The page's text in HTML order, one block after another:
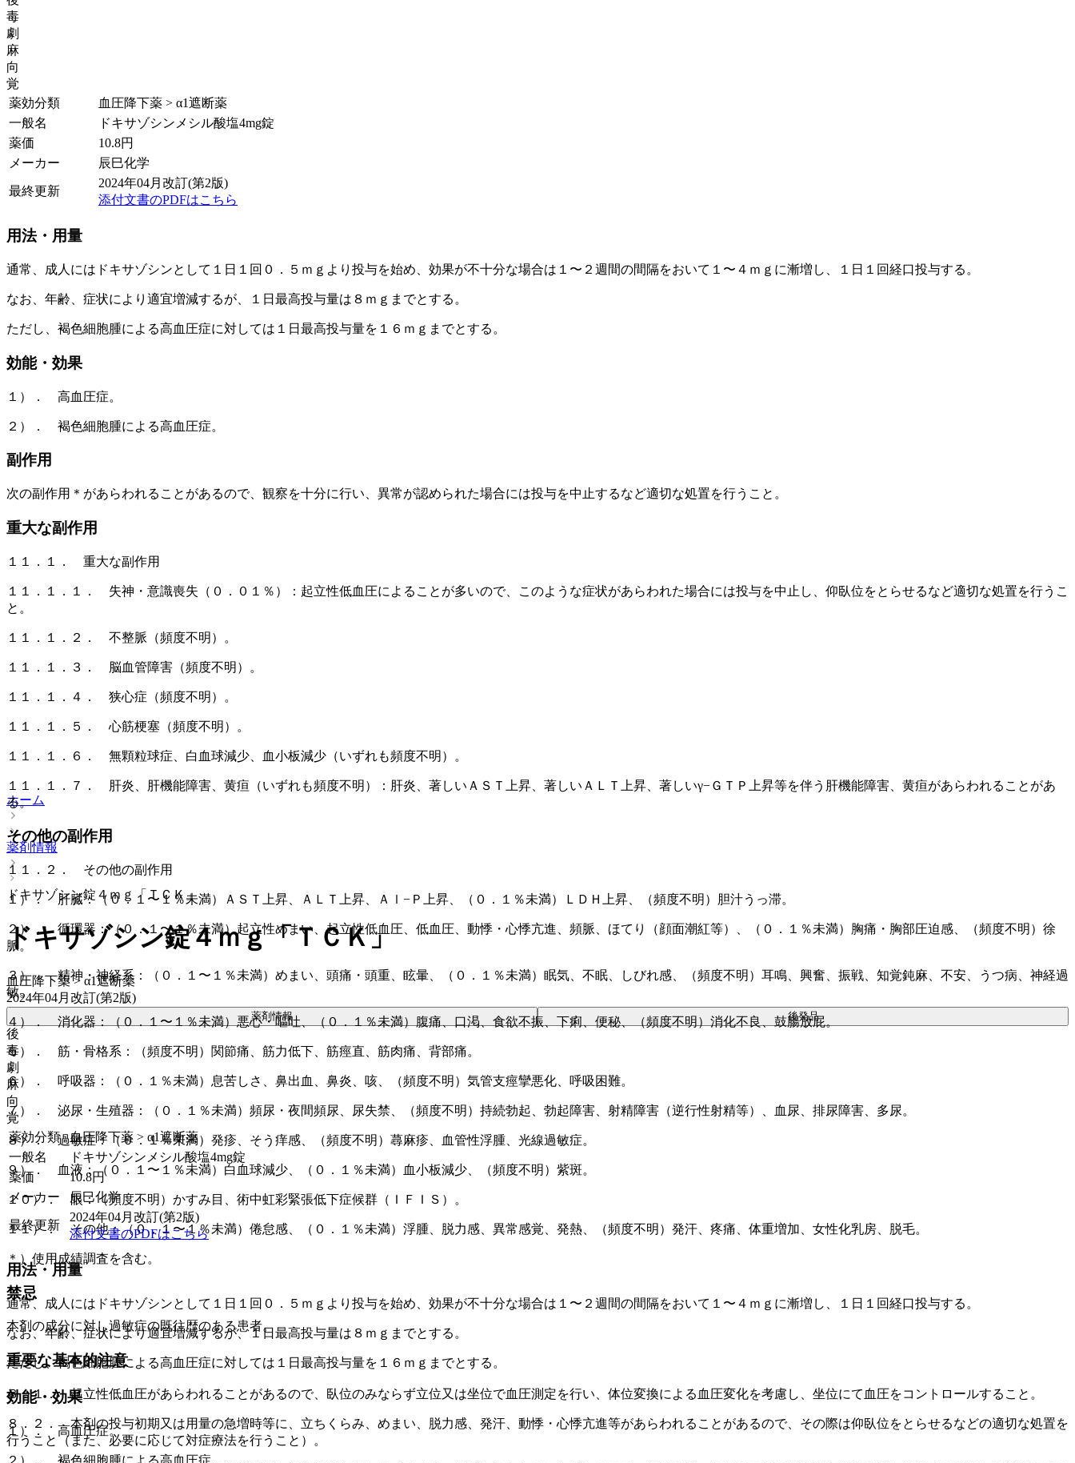
毒
劇
麻
向
覚
薬効分類
血圧降下薬 > α1遮断薬
一般名
ドキサゾシンメシル酸塩4mg錠
薬価
10.8円
メーカー
辰巳化学
最終更新
2024年04月改訂(第2版)
添付文書のPDFはこちら
用法・用量
通常、成人にはドキサゾシンとして１日１回０．５ｍｇより投与を始め、効果が不十分な場合は１〜２週間の間隔をおいて１〜４ｍｇに漸増し、１日１回経口投与する。
なお、年齢、症状により適宜増減するが、１日最高投与量は８ｍｇまでとする。
ただし、褐色細胞腫による高血圧症に対しては１日最高投与量を１６ｍｇまでとする。
効能・効果
１）． 高血圧症。
２）． 褐色細胞腫による高血圧症。
副作用
次の副作用＊があらわれることがあるので、観察を十分に行い、異常が認められた場合には投与を中止するなど適切な処置を行うこと。
重大な副作用
１１．１． 重大な副作用
１１．１．１． 失神・意識喪失（０．０１％）：起立性低血圧によることが多いので、このような症状があらわれた場合には投与を中止し、仰臥位をとらせるなど適切な処置を行うこ
と。
１１．１．２． 不整脈（頻度不明）。
１１．１．３． 脳血管障害（頻度不明）。
１１．１．４． 狭心症（頻度不明）。
１１．１．５． 心筋梗塞（頻度不明）。
１１．１．６． 無顆粒球症、白血球減少、血小板減少（いずれも頻度不明）。
１１．１．７． 肝炎、肝機能障害、黄疸（いずれも頻度不明）：肝炎、著しいＡＳＴ上昇、著しいＡＬＴ上昇、著しいγ−ＧＴＰ上昇等を伴う肝機能障害、黄疸があらわれることがあ
る。
その他の副作用
１１．２． その他の副作用
１）． 肝臓：（０．１〜１％未満）ＡＳＴ上昇、ＡＬＴ上昇、Ａｌ−Ｐ上昇、（０．１％未満）ＬＤＨ上昇、（頻度不明）胆汁うっ滞。
２）． 循環器：（０．１〜１％未満）起立性めまい、起立性低血圧、低血圧、動悸・心悸亢進、頻脈、ほてり（顔面潮紅等）、（０．１％未満）胸痛・胸部圧迫感、（頻度不明）徐
脈。
３）． 精神・神経系：（０．１〜１％未満）めまい、頭痛・頭重、眩暈、（０．１％未満）眠気、不眠、しびれ感、（頻度不明）耳鳴、興奮、振戦、知覚鈍麻、不安、うつ病、神経過
敏。
４）． 消化器：（０．１〜１％未満）悪心・嘔吐、（０．１％未満）腹痛、口渇、食欲不振、下痢、便秘、（頻度不明）消化不良、鼓腸放屁。
５）． 筋・骨格系：（頻度不明）関節痛、筋力低下、筋痙直、筋肉痛、背部痛。
６）． 呼吸器：（０．１％未満）息苦しさ、鼻出血、鼻炎、咳、（頻度不明）気管支痙攣悪化、呼吸困難。
７）． 泌尿・生殖器：（０．１％未満）頻尿・夜間頻尿、尿失禁、（頻度不明）持続勃起、勃起障害、射精障害（逆行性射精等）、血尿、排尿障害、多尿。
８）． 過敏症：（０．１％未満）発疹、そう痒感、（頻度不明）蕁麻疹、血管性浮腫、光線過敏症。
９）． 血液：（０．１〜１％未満）白血球減少、（０．１％未満）血小板減少、（頻度不明）紫斑。
１０）． 眼：（頻度不明）かすみ目、術中虹彩緊張低下症候群（ＩＦＩＳ）。
１１）． その他：（０．１〜１％未満）倦怠感、（０．１％未満）浮腫、脱力感、異常感覚、発熱、（頻度不明）発汗、疼痛、体重増加、女性化乳房、脱毛。
＊）使用成績調査を含む。
禁忌
本剤の成分に対し過敏症の既往歴のある患者。
重要な基本的注意
８．１． 起立性低血圧があらわれることがあるので、臥位のみならず立位又は坐位で血圧測定を行い、体位変換による血圧変化を考慮し、坐位にて血圧をコントロールすること。
８．２． 本剤の投与初期又は用量の急増時等に、立ちくらみ、めまい、脱力感、発汗、動悸・心悸亢進等があらわれることがあるので、その際は仰臥位をとらせるなどの適切な処置を
行うこと（また、必要に応じて対症療法を行うこと）。
ホーム
薬剤情報
ドキサゾシン錠４ｍｇ「ＴＣＫ」
ドキサゾシン錠４ｍｇ「ＴＣＫ」
血圧降下薬 > α1遮断薬
2024年04月改訂(第2版)
薬剤情報 後発品
後
毒
劇
麻
向
覚
薬効分類
血圧降下薬 > α1遮断薬
一般名
ドキサゾシンメシル酸塩4mg錠
薬価
10.8円
メーカー
辰巳化学
最終更新
2024年04月改訂(第2版)
添付文書のPDFはこちら
用法・用量
通常、成人にはドキサゾシンとして１日１回０．５ｍｇより投与を始め、効果が不十分な場合は１〜２週間の間隔をおいて１〜４ｍｇに漸増し、１日１回経口投与する。
なお、年齢、症状により適宜増減するが、１日最高投与量は８ｍｇまでとする。
ただし、褐色細胞腫による高血圧症に対しては１日最高投与量を１６ｍｇまでとする。
効能・効果
１）． 高血圧症。
２）． 褐色細胞腫による高血圧症。